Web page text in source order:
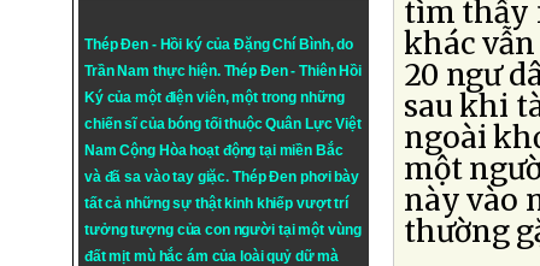
Thép Đen - Hồi ký của Đặng Chí Bình, do
Trần Nam thực hiện. Thép Đen- Thiên Hồi
Ký của một điện viên, một trong những
chiến sĩ của bóng tối thuộc Quân Lực Việt
Nam Cộng Hòa hoạt động tại miền Bắc
và đã sa vào tay giặc. Thép Đen phơi bày
tất cả những sự thật kinh khiếp vượt trí
tưởng tượng của con người tại một vùng
đất mịt mù hắc ám của loài quỷ dữ mà
tìm thấy
khác
20 ngư
sau khi
ngoài
một
này vào
thường